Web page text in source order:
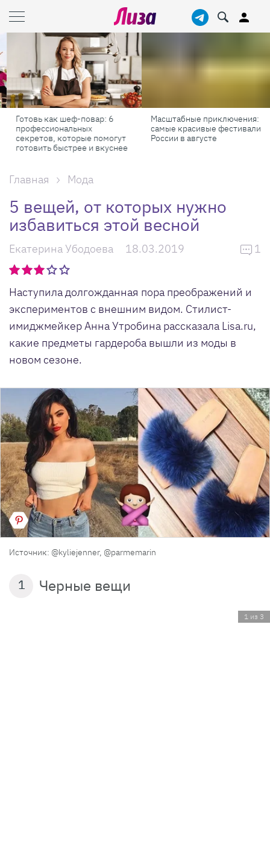
Готовь как шеф-повар: 6
профессиональных
секретов, которые помогут
готовить быстрее и вкуснее
Масштабные приключения:
самые красивые фестивали
России в августе
Главная Мода
5 вещей, от которых нужно
избавиться этой весной
Екатерина Убодоева 18.03.2019 1
Наступила долгожданная пора преображений и
экспериментов с внешним видом. Стилист-
имиджмейкер Анна Утробина рассказала Lisa.ru,
какие предметы гардероба вышли из моды в
новом сезоне.
Источник: @kyliejenner, @parmemarin
1 Черные вещи
1 из 3